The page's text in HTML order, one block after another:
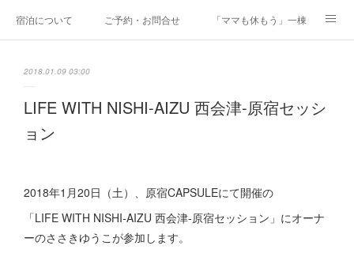
宿泊について ご予約・お問合せ 「ママも休もう」一棟貸しファ
2018.01.09 03:00
LIFE WITH NISHI-AIZU 西会津-原宿セッシ
ョン
2018年1月20日（土）、原宿CAPSULEにて開催の
「LIFE WITH NISHI-AIZU 西会津-原宿セッション」にオーナ
ーのささきゆうこが参加します。